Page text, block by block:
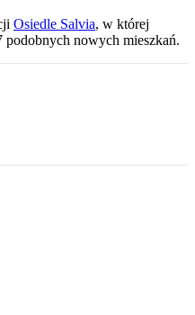
Osiedle Salvia, w której
podobnych nowych mieszkań.